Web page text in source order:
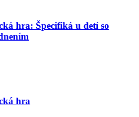
hra: Špecifiká u detí so
hra